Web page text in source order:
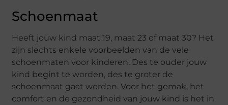
Schoenmaat
Heeft jouw kind maat 19, maat 23 of maat 30? Het
zijn slechts enkele voorbeelden van de vele
schoenmaten voor kinderen. Des te ouder jouw
kind begint te worden, des te groter de
schoenmaat gaat worden. Voor het gemak, het
comfort en de gezondheid van jouw kind is het in